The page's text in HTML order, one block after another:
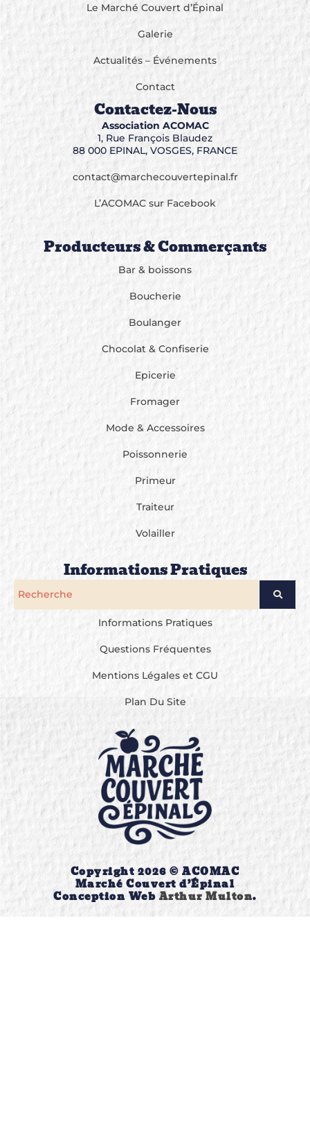
Le Marché Couvert d’Épinal
Galerie
Actualités – Événements
Contact
Contactez-Nous
Association ACOMAC
1, Rue François Blaudez
88 000 EPINAL, VOSGES, FRANCE
contact@marchecouvertepinal.fr
L’ACOMAC sur Facebook
Producteurs & Commerçants
Bar & boissons
Boucherie
Boulanger
Chocolat & Confiserie
Epicerie
Fromager
Mode & Accessoires
Poissonnerie
Primeur
Traiteur
Volailler
Informations Pratiques
Informations Pratiques
Questions Fréquentes
Mentions Légales et CGU
Plan Du Site
Copyright 2026 © ACOMAC
Marché Couvert d’Épinal
Conception Web Arthur Multon.